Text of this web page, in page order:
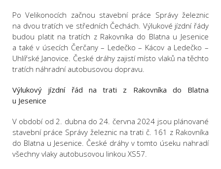
Po Velikonocích začnou stavební práce Správy železnic
na dvou tratích ve středních Čechách. Výlukové jízdní řády
budou platit na tratích z Rakovníka do Blatna u Jesenice
a také v úsecích Čerčany – Ledečko – Kácov a Ledečko –
Uhlířské Janovice. České dráhy zajistí místo vlaků na těchto
tratích náhradní autobusovou dopravu.
Výlukový jízdní řád na trati z Rakovníka do Blatna
u Jesenice
V období od 2. dubna do 24. června 2024 jsou plánované
stavební práce Správy železnic na trati č. 161 z Rakovníka
do Blatna u Jesenice. České dráhy v tomto úseku nahradí
všechny vlaky autobusovou linkou XS57.